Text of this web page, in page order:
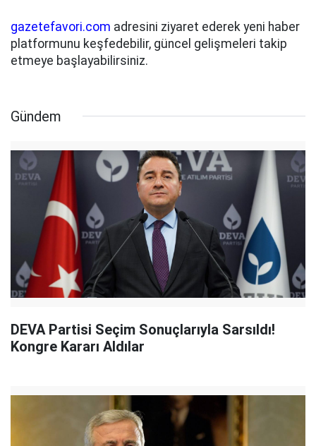
gazetefavori.com adresini ziyaret ederek yeni haber
platformunu keşfedebilir, güncel gelişmeleri takip
etmeye başlayabilirsiniz.
Gündem
DEVA Partisi Seçim Sonuçlarıyla Sarsıldı!
Kongre Kararı Aldılar